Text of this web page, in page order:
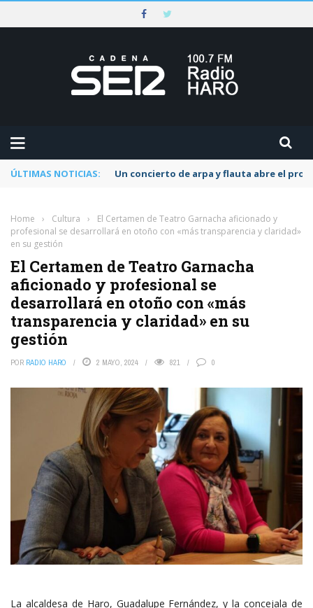
ÚLTIMAS NOTICIAS: Un concierto de arpa y flauta abre el
Home › Cultura ›
El Certamen de Teatro Garnacha aficionado y
profesional se desarrollará en otoño con «más transparencia y claridad»
en su gestión
El Certamen de Teatro Garnacha
aficionado y profesional se
desarrollará en otoño con «más
transparencia y claridad» en su
gestión
POR RADIO HARO 2 MAYO, 2024 821 0
La alcaldesa de Haro, Guadalupe Fernández, y la concejala de